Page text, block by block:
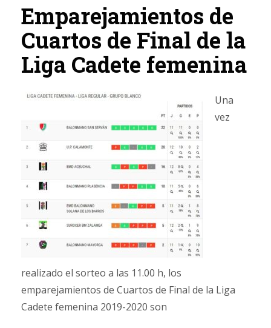
Emparejamientos de
Cuartos de Final de la
Liga Cadete femenina
Una
vez
realizado el sorteo a las 11.00 h, los
emparejamientos de Cuartos de Final de la Liga
Cadete femenina 2019-2020 son